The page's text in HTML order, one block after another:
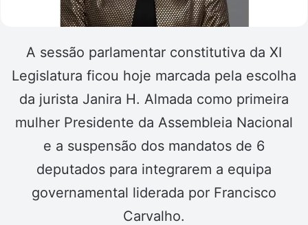
A sessão parlamentar constitutiva da XI
Legislatura ficou hoje marcada pela escolha
da jurista Janira H. Almada como primeira
mulher Presidente da Assembleia Nacional
e a suspensão dos mandatos de 6
deputados para integrarem a equipa
governamental liderada por Francisco
Carvalho.